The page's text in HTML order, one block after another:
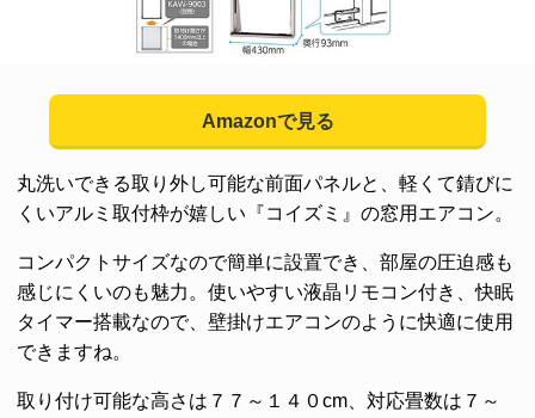
Amazonで見る
丸洗いできる取り外し可能な前面パネルと、軽くて錆びに
くいアルミ取付枠が嬉しい『コイズミ』の窓用エアコン。
コンパクトサイズなので簡単に設置でき、部屋の圧迫感も
感じにくいのも魅力。使いやすい液晶リモコン付き、快眠
タイマー搭載なので、壁掛けエアコンのように快適に使用
できますね。
取り付け可能な高さは７７～１４０cm、対応畳数は７～